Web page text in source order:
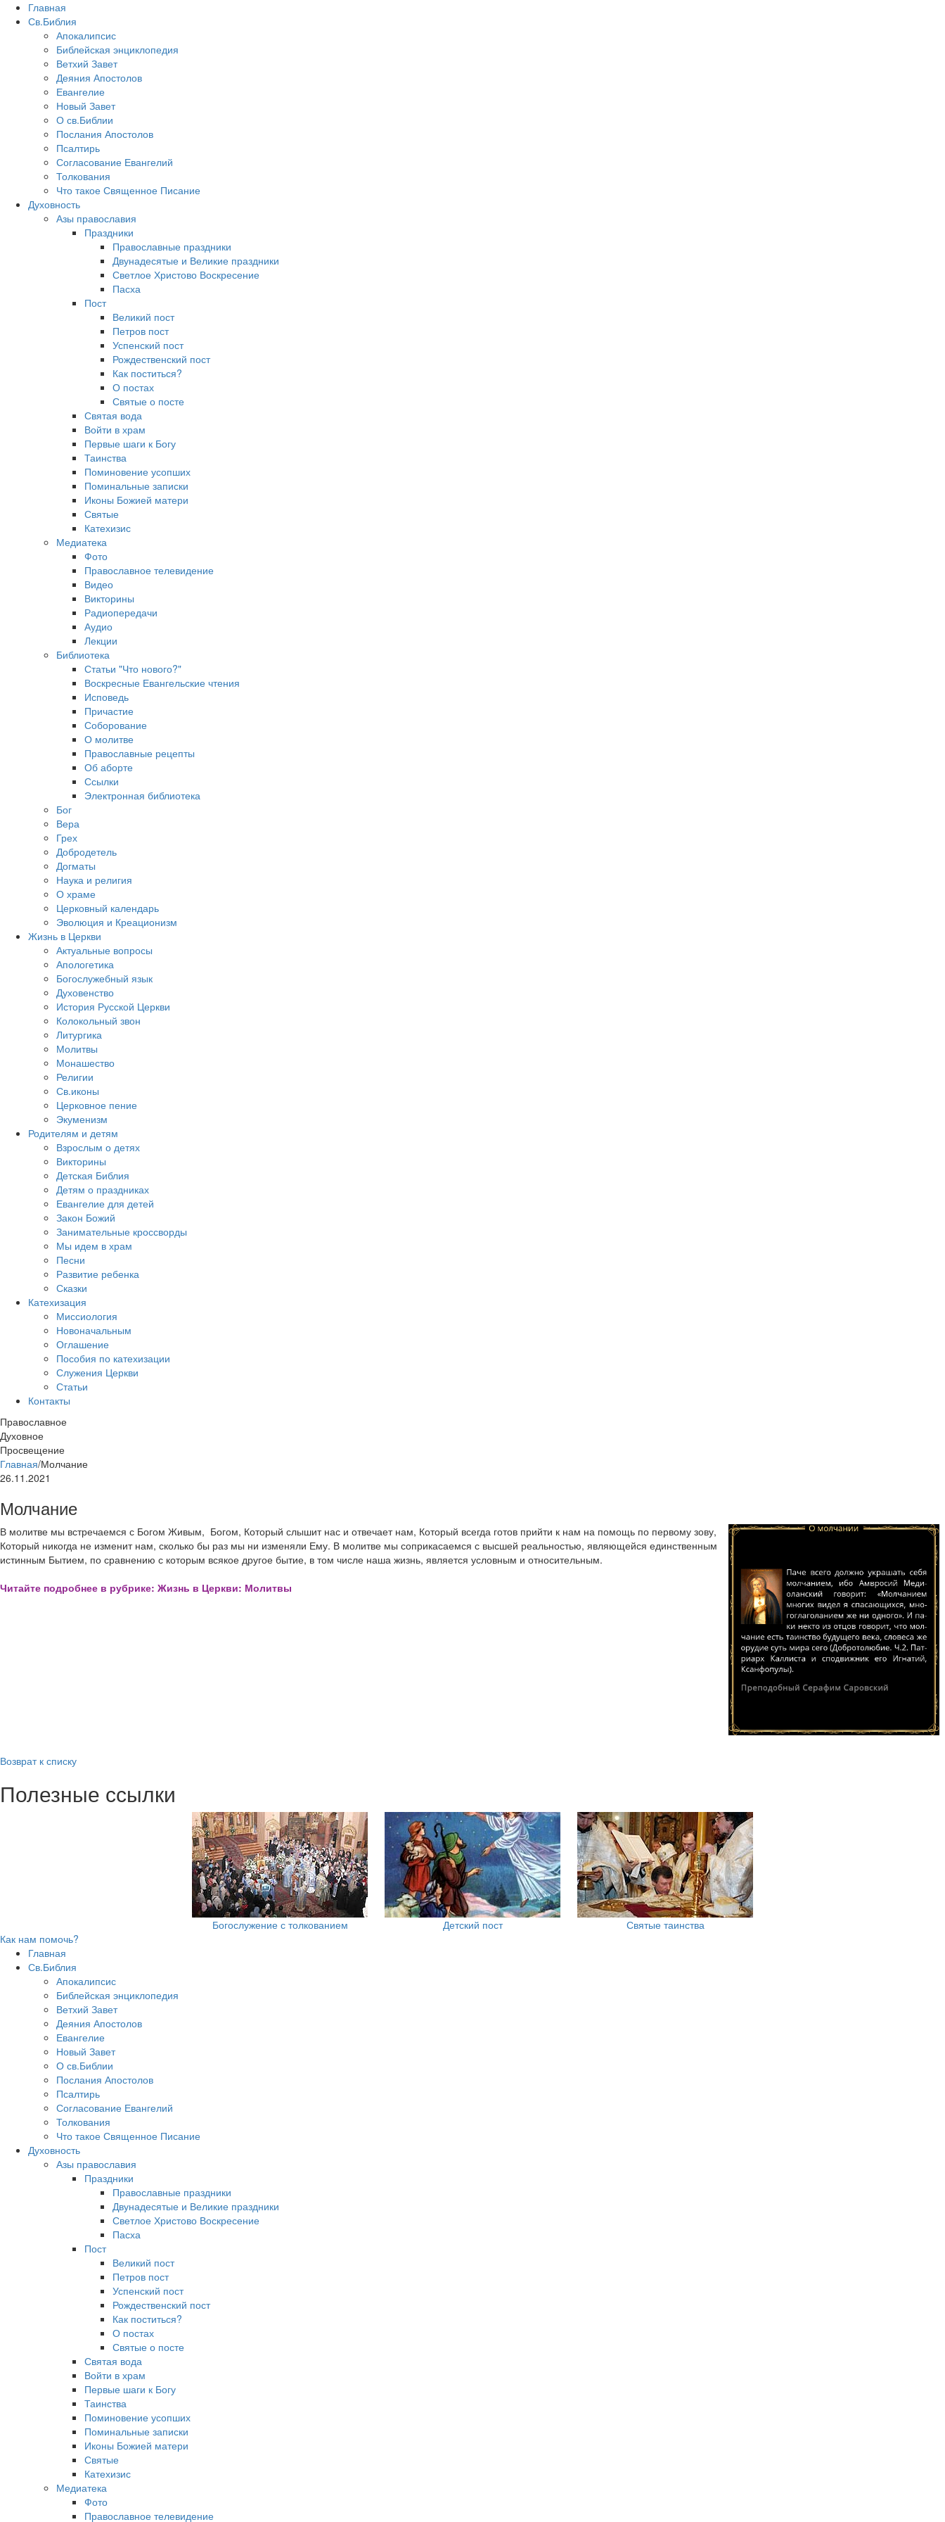
Главная
Св.Библия
Апокалипсис
Библейская энциклопедия
Ветхий Завет
Деяния Апостолов
Евангелие
Новый Завет
О св.Библии
Послания Апостолов
Псалтирь
Согласование Евангелий
Толкования
Что такое Священное Писание
Духовность
Азы православия
Праздники
Православные праздники
Двунадесятые и Великие праздники
Светлое Христово Воскресение
Пасха
Пост
Великий пост
Петров пост
Успенский пост
Рождественский пост
Как поститься?
О постах
Святые о посте
Святая вода
Войти в храм
Первые шаги к Богу
Таинства
Поминовение усопших
Поминальные записки
Иконы Божией матери
Святые
Катехизис
Медиатека
Фото
Православное телевидение
Видео
Викторины
Радиопередачи
Аудио
Лекции
Библиотека
Статьи "Что нового?"
Воскресные Евангельские чтения
Исповедь
Причастие
Соборование
О молитве
Православные рецепты
Об аборте
Ссылки
Электронная библиотека
Бог
Вера
Грех
Добродетель
Догматы
Наука и религия
О храме
Церковный календарь
Эволюция и Креационизм
Жизнь в Церкви
Актуальные вопросы
Апологетика
Богослужебный язык
Духовенство
История Русской Церкви
Колокольный звон
Литургика
Молитвы
Монашество
Религии
Св.иконы
Церковное пение
Экуменизм
Родителям и детям
Взрослым о детях
Викторины
Детская Библия
Детям о праздниках
Евангелие для детей
Закон Божий
Занимательные кроссворды
Мы идем в храм
Песни
Развитие ребенка
Сказки
Катехизация
Миссиология
Новоначальным
Оглашение
Пособия по катехизации
Служения Церкви
Статьи
Контакты
Православное
Духовное
Просвещение
Главная/Молчание
26.11.2021
Молчание
В молитве мы встречаемся с Богом Живым, Богом, Который слышит нас и отвечает нам, Который всегда готов прийти к нам на помощь по первому зову,
Который никогда не изменит нам, сколько бы раз мы ни изменяли Ему. В молитве мы соприкасаемся с высшей реальностью, являющейся единственным
истинным Бытием, по сравнению с которым всякое другое бытие, в том числе наша жизнь, является условным и относительным.
Читайте подробнее в рубрике: Жизнь в Церкви: Молитвы
Возврат к списку
Полезные ссылки
Богослужение с толкованием Детский пост
Святые таинства
Как нам помочь?
Главная
Св.Библия
Апокалипсис
Библейская энциклопедия
Ветхий Завет
Деяния Апостолов
Евангелие
Новый Завет
О св.Библии
Послания Апостолов
Псалтирь
Согласование Евангелий
Толкования
Что такое Священное Писание
Духовность
Азы православия
Праздники
Православные праздники
Двунадесятые и Великие праздники
Светлое Христово Воскресение
Пасха
Пост
Великий пост
Петров пост
Успенский пост
Рождественский пост
Как поститься?
О постах
Святые о посте
Святая вода
Войти в храм
Первые шаги к Богу
Таинства
Поминовение усопших
Поминальные записки
Иконы Божией матери
Святые
Катехизис
Медиатека
Фото
Православное телевидение